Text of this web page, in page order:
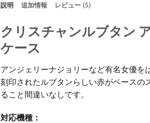
説明 追加情報 レビュー (5)
クリスチャンルブタン
ケース
アンジェリーナジョリーなど有名女優
刻印されたルブタンらしい赤がベースの
ること間違いなしです。
対応機種：